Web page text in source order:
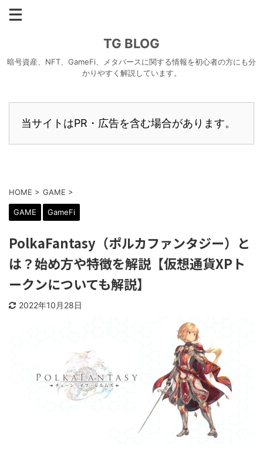
TG BLOG
暗号資産、NFT、GameFi、メタバースに関する情報を初心者の方にも分
かりやすく解説しています。
当サイトはPR・広告を含む場合があります。
HOME > GAME >
GAME GameFi
PolkaFantasy（ポルカファンタジー）と
は？始め方や特徴を解説【仮想通貨XPト
ークンについても解説】
2022年10月28日